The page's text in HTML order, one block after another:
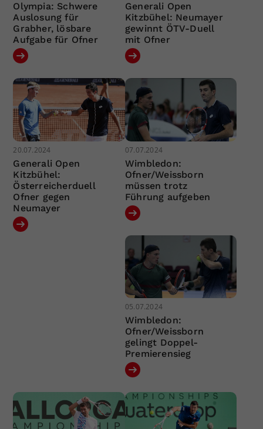
Olympia: Schwere
Auslosung für
Grabher, lösbare
Aufgabe für Ofner
Generali Open
Kitzbühel: Neumayer
gewinnt ÖTV-Duell
mit Ofner
20.07.2024
Generali Open
Kitzbühel:
Österreicherduell
Ofner gegen
Neumayer
07.07.2024
Wimbledon:
Ofner/Weissborn
müssen trotz
Führung aufgeben
05.07.2024
Wimbledon:
Ofner/Weissborn
gelingt Doppel-
Premierensieg